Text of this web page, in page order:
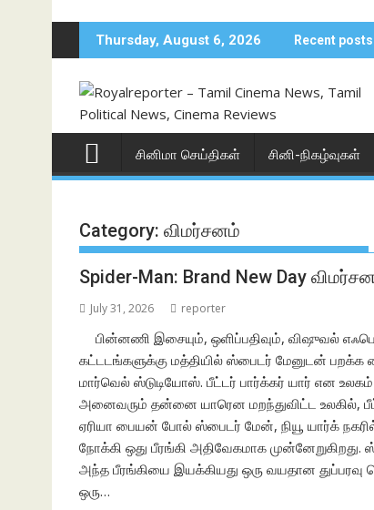
content
Thursday, August 6, 2026 Recent posts
சினிமா செய்திகள் சினி-நிகழ்வுகள்
Category: விமர்சனம்
Spider-Man: Brand New Day
July 31, 2026 reporter
பின்னணி இசையும், ஒளிப்பதிவும், விஷுவல்
கட்டடங்களுக்கு மத்தியில் ஸ்பைடர் மேனுடன்
மார்வெல் ஸ்டுடியோஸ். பீட்டர் பார்க்கர் யார் என உலகம்
அனைவரும் தன்னை யாரென மறந்துவிட்ட உலகில்,
ஏரியா பையன் போல் ஸ்பைடர் மேன், நியூ யார்க்
நோக்கி ஒது பீரங்கி அதிவேகமாக முன்னேறுகிறது.
அந்த பீரங்கியை இயக்கியது ஒரு வயதான
ஒரு…